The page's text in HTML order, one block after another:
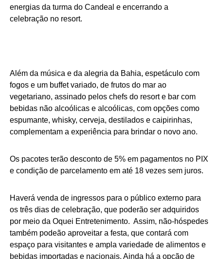
energias da turma do Candeal e encerrando a
celebração no resort.
Além da música e da alegria da Bahia, espetáculo com
fogos e um buffet variado, de frutos do mar ao
vegetariano, assinado pelos chefs do resort e bar com
bebidas não alcoólicas e alcoólicas, com opções como
espumante, whisky, cerveja, destilados e caipirinhas,
complementam a experiência para brindar o novo ano.
Os pacotes terão desconto de 5% em pagamentos no PIX
e condição de parcelamento em até 18 vezes sem juros.
Haverá venda de ingressos para o público externo para
os três dias de celebração, que poderão ser adquiridos
por meio da Oquei Entretenimento. Assim, não-hóspedes
também podeão aproveitar a festa, que contará com
espaço para visitantes e ampla variedade de alimentos e
bebidas importadas e nacionais. Ainda há a opção de